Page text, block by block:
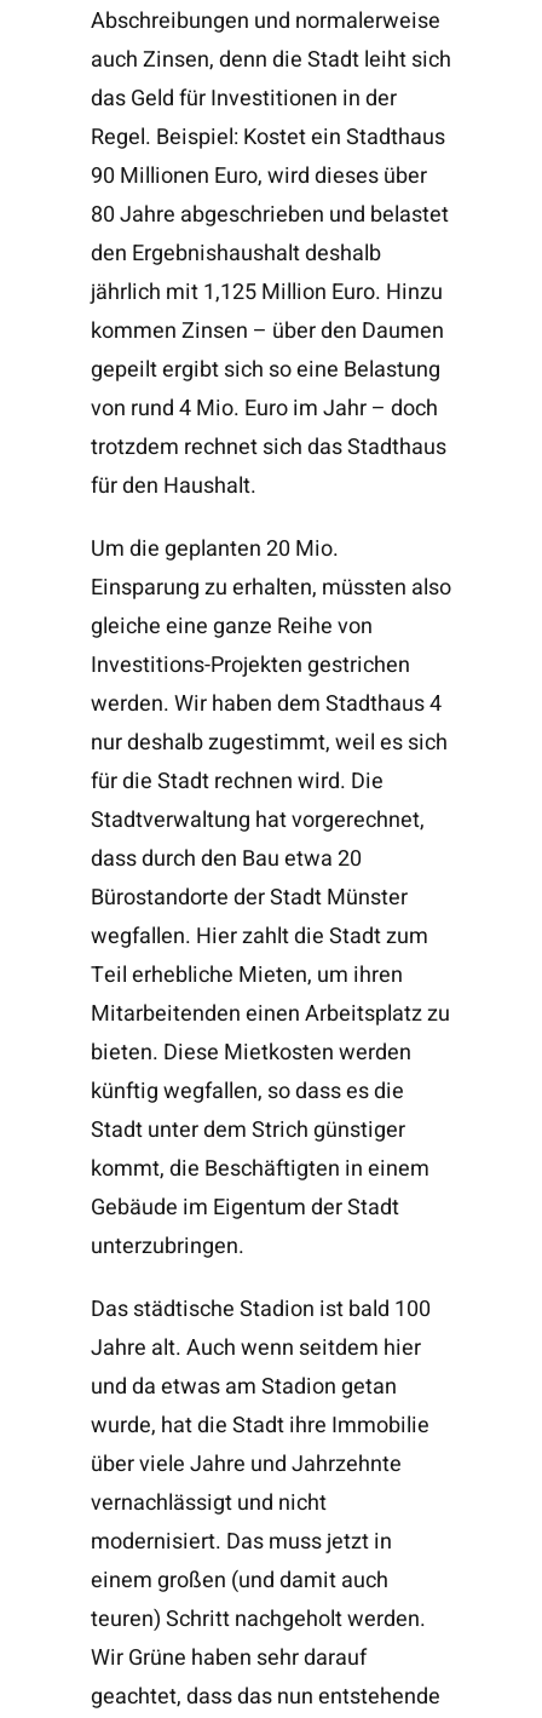
Abschreibungen und normalerweise
auch Zinsen, denn die Stadt leiht sich
das Geld für Investitionen in der
Regel. Beispiel: Kostet ein Stadthaus
90 Millionen Euro, wird dieses über
80 Jahre abgeschrieben und belastet
den Ergebnishaushalt deshalb
jährlich mit 1,125 Million Euro. Hinzu
kommen Zinsen – über den Daumen
gepeilt ergibt sich so eine Belastung
von rund 4 Mio. Euro im Jahr – doch
trotzdem rechnet sich das Stadthaus
für den Haushalt.
Um die geplanten 20 Mio.
Einsparung zu erhalten, müssten also
gleiche eine ganze Reihe von
Investitions-Projekten gestrichen
werden. Wir haben dem Stadthaus 4
nur deshalb zugestimmt, weil es sich
für die Stadt rechnen wird. Die
Stadtverwaltung hat vorgerechnet,
dass durch den Bau etwa 20
Bürostandorte der Stadt Münster
wegfallen. Hier zahlt die Stadt zum
Teil erhebliche Mieten, um ihren
Mitarbeitenden einen Arbeitsplatz zu
bieten. Diese Mietkosten werden
künftig wegfallen, so dass es die
Stadt unter dem Strich günstiger
kommt, die Beschäftigten in einem
Gebäude im Eigentum der Stadt
unterzubringen.
Das städtische Stadion ist bald 100
Jahre alt. Auch wenn seitdem hier
und da etwas am Stadion getan
wurde, hat die Stadt ihre Immobilie
über viele Jahre und Jahrzehnte
vernachlässigt und nicht
modernisiert. Das muss jetzt in
einem großen (und damit auch
teuren) Schritt nachgeholt werden.
Wir Grüne haben sehr darauf
geachtet, dass das nun entstehende